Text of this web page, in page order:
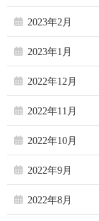
2023年2月
2023年1月
2022年12月
2022年11月
2022年10月
2022年9月
2022年8月